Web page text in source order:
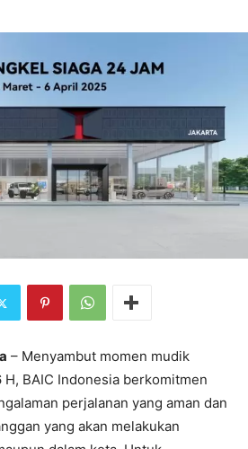
– Menyambut momen mudik
BAIC Indonesia berkomitmen
perjalanan yang aman dan
yang akan melakukan